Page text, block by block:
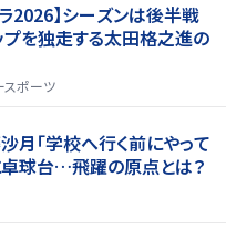
2026】シーズンは後半戦
を独走する太田格之進の
スポーツ
月「学校へ行く前にやって
卓球台…飛躍の原点とは？